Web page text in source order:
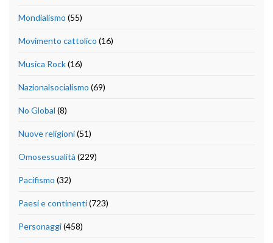
Mondialismo (55)
Movimento cattolico (16)
Musica Rock(16)
Nazionalsocialismo (69)
No Global (8)
Nuove religioni(51)
Omosessualità (229)
Pacifismo (32)
Paesi e continenti(723)
Personaggi(458)